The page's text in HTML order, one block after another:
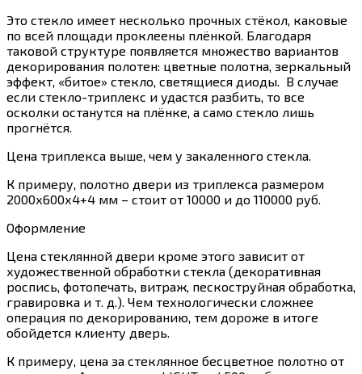
Это стекло имеет несколько прочных стёкол, каковые
по всей площади проклеены плёнкой. Благодаря
таковой структуре появляется множество вариантов
декорирования полотен: цветные полотна, зеркальный
эффект, «битое» стекло, светящиеся диоды. В случае
если стекло-триплекс и удастся разбить, то все
осколки останутся на плёнке, а само стекло лишь
прогнётся.
Цена триплекса выше, чем у закаленного стекла.
К примеру, полотно двери из триплекса размером
2000х600х4+4 мм – стоит от 10000 и до 110000 руб.
Оформление
Цена стеклянной двери кроме этого зависит от
художественной обработки стекла (декоративная
роспись, фотопечать, витраж, пескоструйная обработка,
гравировка и т. д.). Чем технологически сложнее
операция по декорированию, тем дороже в итоге
обойдется клиенту дверь.
К примеру, цена за стеклянное бесцветное полотно от